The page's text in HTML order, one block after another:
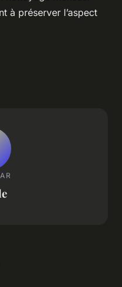
à préserver l’aspect